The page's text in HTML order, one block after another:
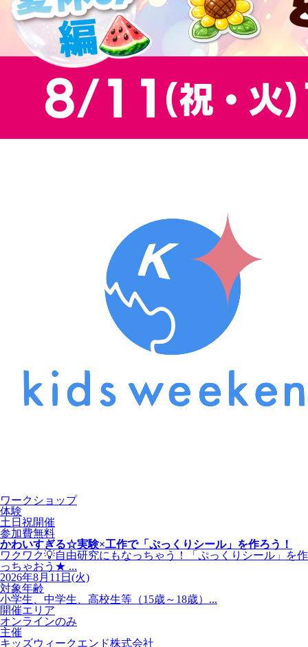
ワークショップ
体験
土日祝開催
参加費無料
かわいすぎる☆実験×工作で「ぷっくりシール」を作ろう！
ワクワク💡自由研究にもなっちゃう！「ぷっくりシール」を作
っちゃおう★ ...
2026年8月11日(火)
対象年齢
小学生、中学生、高校生等（15歳～18歳）...
開催エリア
オンラインのみ
主催
キッズウィークエンド株式会社